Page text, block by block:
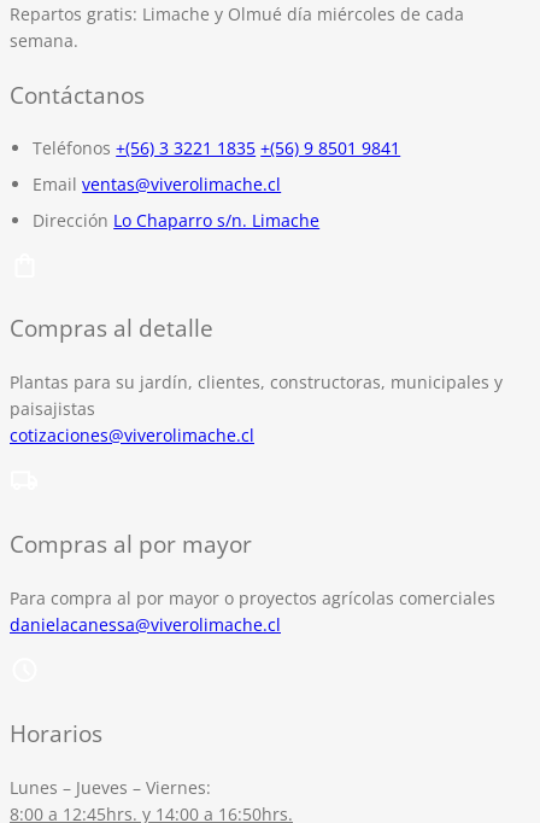
Repartos gratis: Limache y Olmué día miércoles de cada
semana.
Contáctanos
Teléfonos +(56) 3 3221 1835 +(56) 9 8501 9841
Email ventas@viverolimache.cl
Dirección Lo Chaparro s/n. Limache
Compras al detalle
Plantas para su jardín, clientes, constructoras, municipales y
paisajistas
cotizaciones@viverolimache.cl
Compras al por mayor
Para compra al por mayor o proyectos agrícolas comerciales
danielacanessa@viverolimache.cl
Horarios
Lunes – Jueves – Viernes:
8:00 a 12:45hrs. y 14:00 a 16:50hrs.